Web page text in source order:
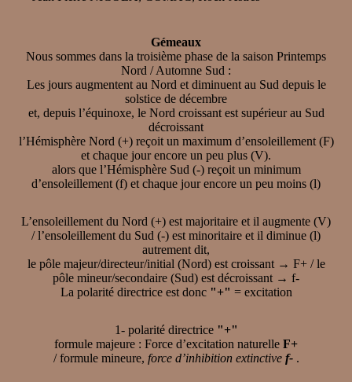
Gémeaux
Nous sommes dans la troisième phase de la saison Printemps
Nord / Automne Sud :
Les jours augmentent au Nord et diminuent au Sud depuis le
solstice de décembre
et, depuis l’équinoxe, le Nord croissant est supérieur au Sud
décroissant
l’Hémisphère Nord (+) reçoit un maximum d’ensoleillement (F)
et chaque jour encore un peu plus (V).
alors que l’Hémisphère Sud (-) reçoit un minimum
d’ensoleillement (f) et chaque jour encore un peu moins (l)
L’ensoleillement du Nord (+) est majoritaire et il augmente (V)
/ l’ensoleillement du Sud (-) est minoritaire et il diminue (l)
autrement dit,
le pôle majeur/directeur/initial (Nord) est croissant → F+ / le
pôle mineur/secondaire (Sud) est décroissant → f-
La polarité directrice est donc "+" = excitation
1- polarité directrice "+"
formule majeure : Force d’excitation naturelle F+
/ formule mineure, force d’inhibition extinctive f- .